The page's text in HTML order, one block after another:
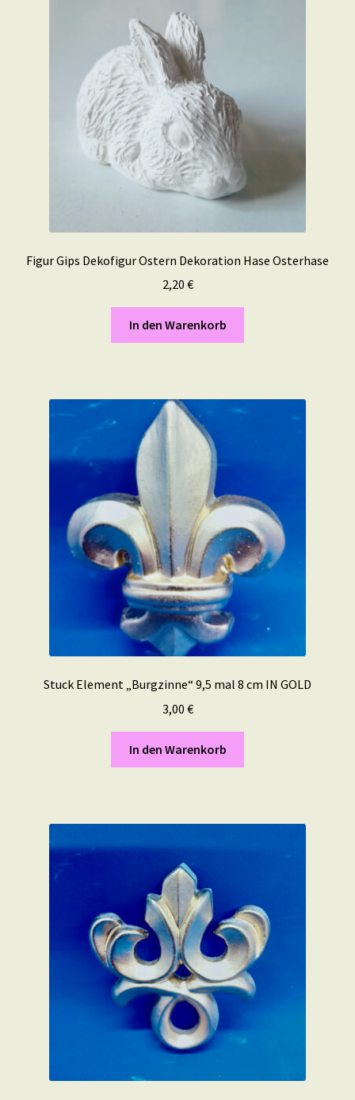
Figur Gips Dekofigur Ostern Dekoration Hase Osterhase
2,20 €
In den Warenkorb
Stuck Element „Burgzinne“ 9,5 mal 8 cm IN GOLD
3,00 €
In den Warenkorb